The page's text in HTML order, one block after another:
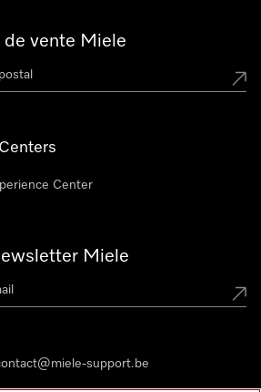
de vente Miele
Center
Miele
support.be